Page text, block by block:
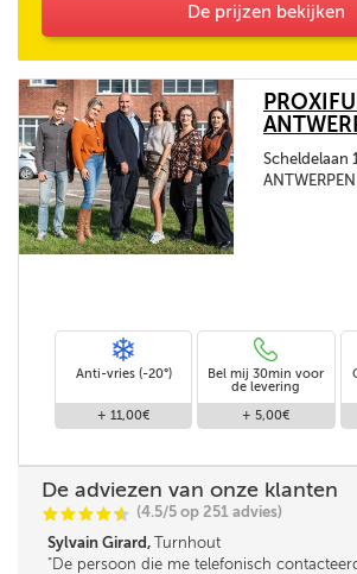
De prijzen bekijken
Scheldelaan
ANTWERPEN
Anti-vries (-20°)
+ 11,00€
Bel mij 30min voor
de levering
+ 5,00€
De adviezen van onze klanten
CCCCi
@ (4.5/5 op 251 advies)
Sylvain Girard, Turnhout
De persoon die me telefonisch